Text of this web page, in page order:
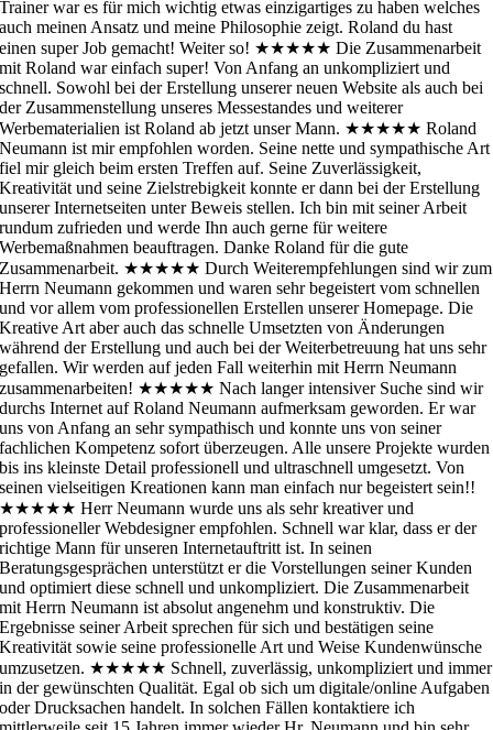
Trainer war es für mich wichtig etwas einzigartiges zu haben welches
auch meinen Ansatz und meine Philosophie zeigt. Roland du hast
einen super Job gemacht! Weiter so! ★★★★★ Die Zusammenarbeit
mit Roland war einfach super! Von Anfang an unkompliziert und
schnell. Sowohl bei der Erstellung unserer neuen Website als auch bei
der Zusammenstellung unseres Messestandes und weiterer
Werbematerialien ist Roland ab jetzt unser Mann. ★★★★★ Roland
Neumann ist mir empfohlen worden. Seine nette und sympathische Art
fiel mir gleich beim ersten Treffen auf. Seine Zuverlässigkeit,
Kreativität und seine Zielstrebigkeit konnte er dann bei der Erstellung
unserer Internetseiten unter Beweis stellen. Ich bin mit seiner Arbeit
rundum zufrieden und werde Ihn auch gerne für weitere
Werbemaßnahmen beauftragen. Danke Roland für die gute
Zusammenarbeit. ★★★★★ Durch Weiterempfehlungen sind wir zum
Herrn Neumann gekommen und waren sehr begeistert vom schnellen
und vor allem vom professionellen Erstellen unserer Homepage. Die
Kreative Art aber auch das schnelle Umsetzten von Änderungen
während der Erstellung und auch bei der Weiterbetreuung hat uns sehr
gefallen. Wir werden auf jeden Fall weiterhin mit Herrn Neumann
zusammenarbeiten! ★★★★★ Nach langer intensiver Suche sind wir
durchs Internet auf Roland Neumann aufmerksam geworden. Er war
uns von Anfang an sehr sympathisch und konnte uns von seiner
fachlichen Kompetenz sofort überzeugen. Alle unsere Projekte wurden
bis ins kleinste Detail professionell und ultraschnell umgesetzt. Von
seinen vielseitigen Kreationen kann man einfach nur begeistert sein!!
★★★★★ Herr Neumann wurde uns als sehr kreativer und
professioneller Webdesigner empfohlen. Schnell war klar, dass er der
richtige Mann für unseren Internetauftritt ist. In seinen
Beratungsgesprächen unterstützt er die Vorstellungen seiner Kunden
und optimiert diese schnell und unkompliziert. Die Zusammenarbeit
mit Herrn Neumann ist absolut angenehm und konstruktiv. Die
Ergebnisse seiner Arbeit sprechen für sich und bestätigen seine
Kreativität sowie seine professionelle Art und Weise Kundenwünsche
umzusetzen. ★★★★★ Schnell, zuverlässig, unkompliziert und immer
in der gewünschten Qualität. Egal ob sich um digitale/online Aufgaben
oder Drucksachen handelt. In solchen Fällen kontaktiere ich